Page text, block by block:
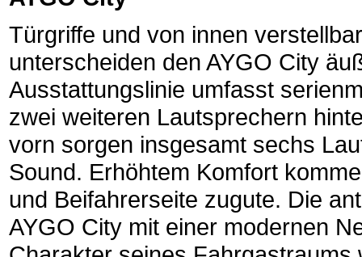
Türgriffe und von innen
unterscheiden den AYGO City
Ausstattungslinie umfasst
zwei weiteren Lautsprechern
vorn sorgen insgesamt sechs
Sound. Erhöhtem Komfort
und Beifahrerseite zugute. Die
AYGO City mit einer modernen